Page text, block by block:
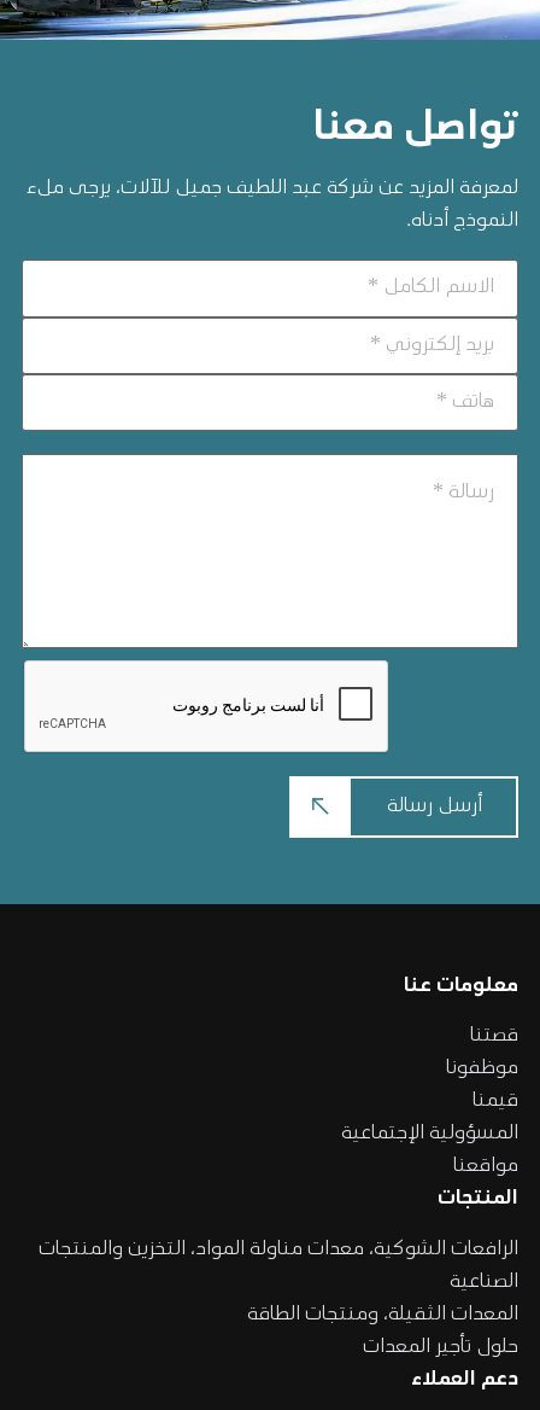
تواصل معنا
لمعرفة المزيد عن شركة عبد اللطيف جميل للآلات، يرجى ملء
النموذج أدناه.
معلومات عنا
قصتنا
موظفونا
قيمنا
المسؤولية الإجتماعية
مواقعنا
المنتجات
الرافعات الشوكية، معدات مناولة المواد، التخزين والمنتجات
الصناعية
المعدات الثقيلة، ومنتجات الطاقة
حلول تأجير المعدات
دعم العملاء